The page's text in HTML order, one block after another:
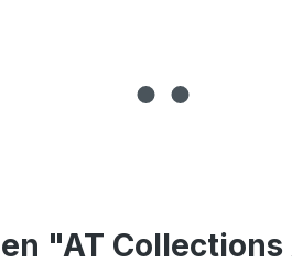
"AT Collections